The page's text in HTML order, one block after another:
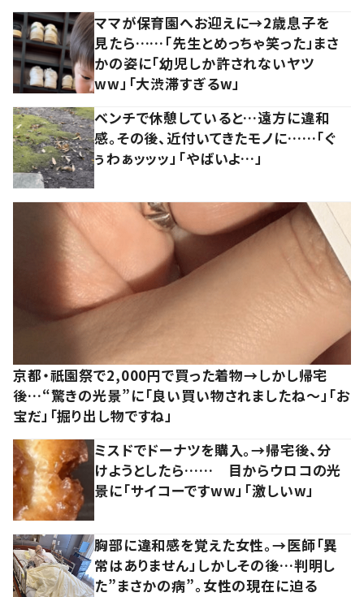
ママが保育園へお迎えに→2歳息子を
見たら……「先生とめっちゃ笑った」まさ
かの姿に「幼児しか許されないヤツ
ww」「大渋滞すぎるw」
ベンチで休憩していると…遠方に違和
感。その後、近付いてきたモノに……「ぐ
ぅわぁッッッ」「やばいよ…」
京都・祇園祭で2,000円で買った着物→しかし帰宅
後…“驚きの光景”に「良い買い物されましたね～」「お
宝だ」「掘り出し物ですね」
ミスドでドーナツを購入。→帰宅後、分
けようとしたら…… 目からウロコの光
景に「サイコーですww」「激しいw」
胸部に違和感を覚えた女性。→医師「異
常はありません」しかしその後…判明し
た”まさかの病”。女性の現在に迫る